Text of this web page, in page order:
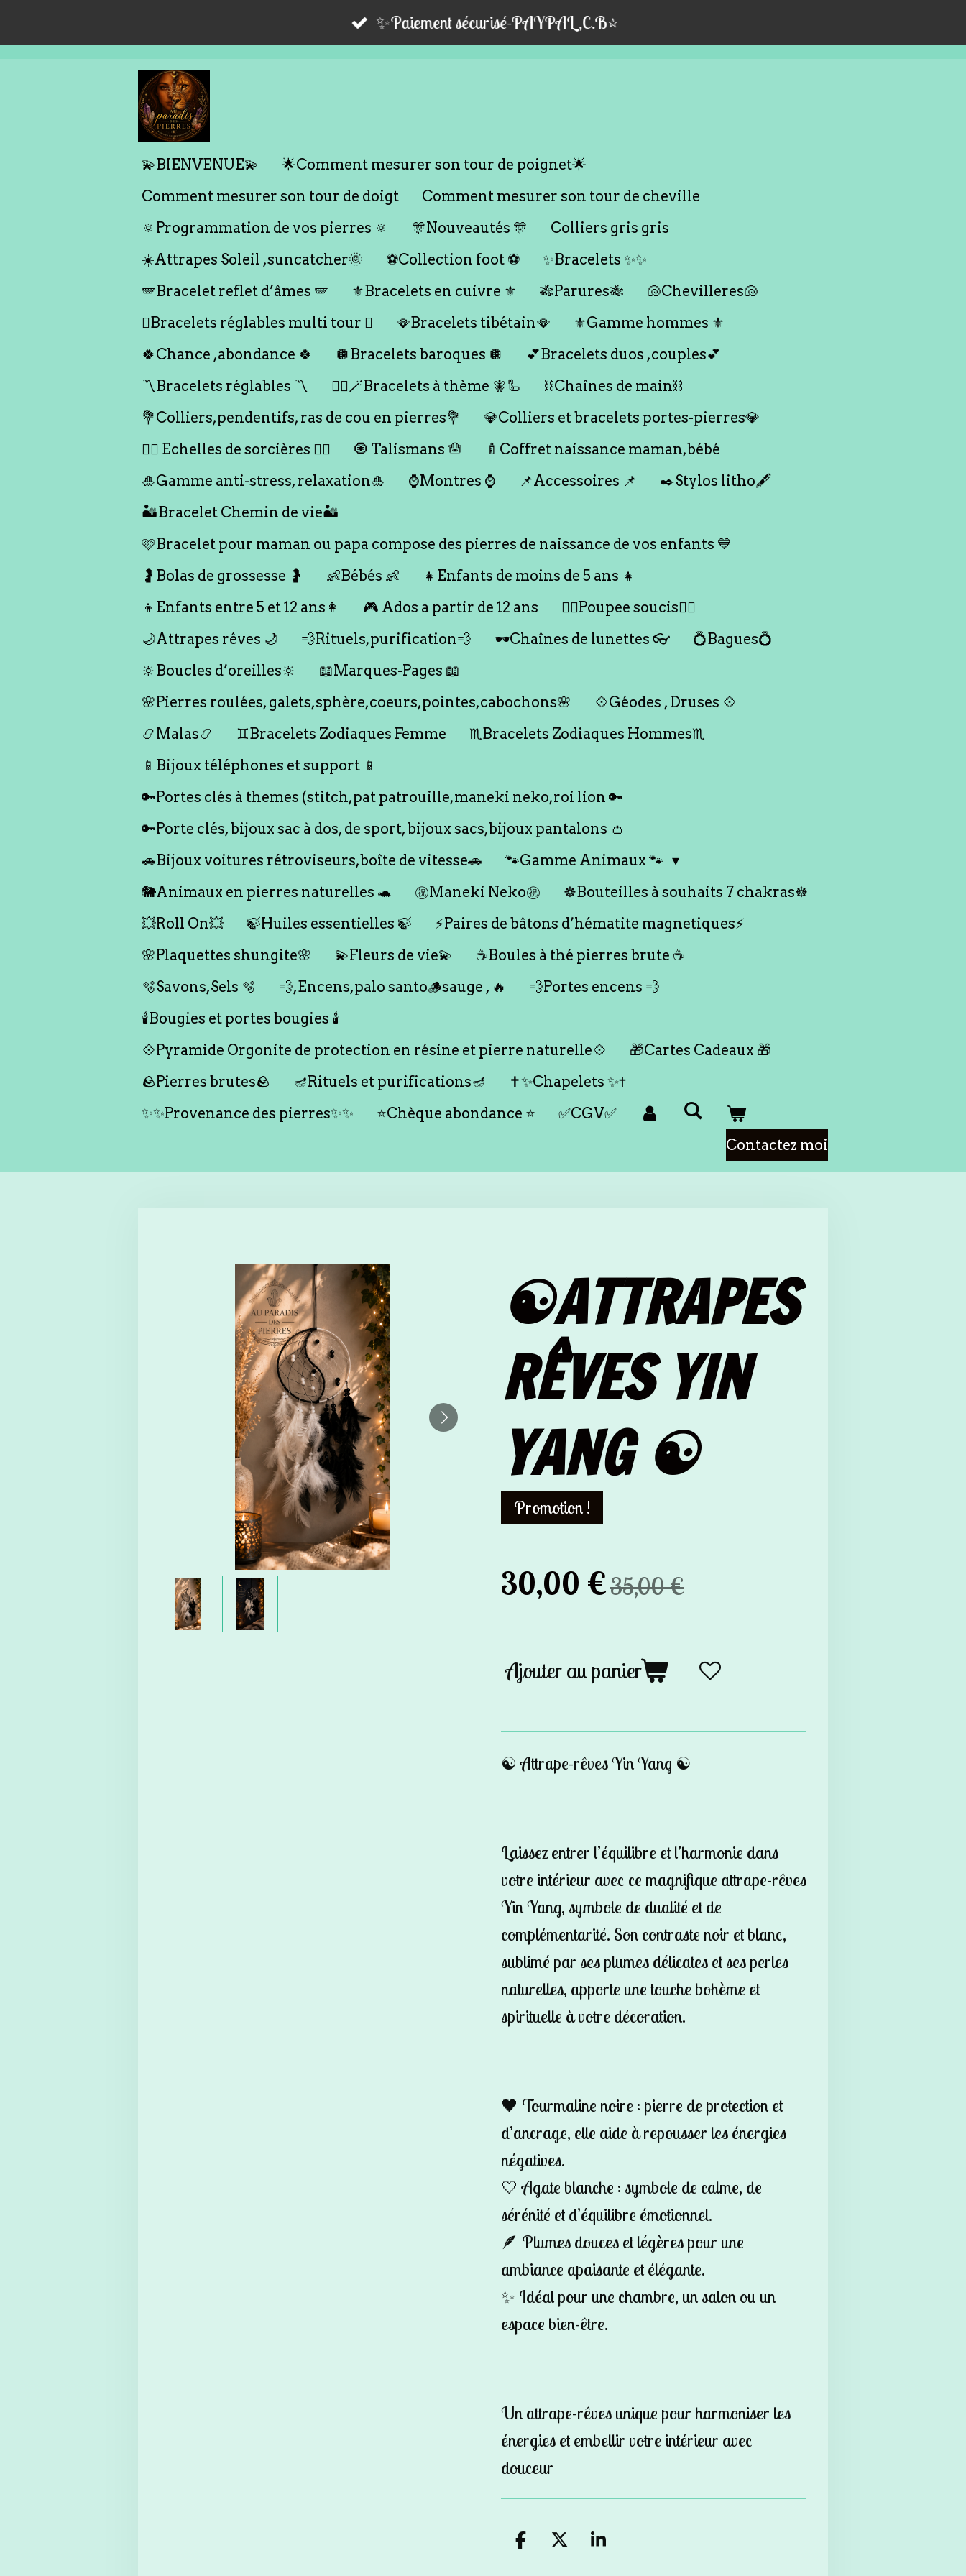
au
✨Paiement sécurisé-PAYPAL,C.B⭐️
💫BIENVENUE💫
🌟Comment mesurer son tour de poignet🌟
Comment mesurer son tour de doigt
Comment mesurer son tour de cheville
🔅Programmation de vos pierres 🔅
🎊Nouveautés 🎊
Colliers gris gris
☀️Attrapes Soleil ,suncatcher🌞
⚽️Collection foot ⚽️
✨Bracelets ✨✨
🪽Bracelet reflet d’âmes 🪽
⚜️Bracelets en cuivre ⚜️ 🎋Parures🎋
🐚Chevilleres🐚
🪎Bracelets réglables multi tour 🪎
🪭Bracelets tibétain🪭
⚜️Gamme hommes ⚜️
🍀Chance ,abondance 🍀
🪩Bracelets baroques 🪩
💕Bracelets duos ,couples💕
〽️Bracelets réglables 〽️
🧞‍♂️🪄Bracelets à thème 🧚🦾
⛓️Chaînes de main⛓️
💐Colliers,pendentifs, ras de cou en pierres💐
💎Colliers et bracelets portes-pierres💎
🧙‍♀️ Echelles de sorcières 🧙‍♀️
🧿 Talismans 🪬
🍼Coffret naissance maman,bébé
🎍Gamme anti-stress, relaxation🎍
⌚️Montres ⌚️ 📌Accessoires 📌
✒️Stylos litho🖋️
🏜️Bracelet Chemin de vie🏜️
🩷Bracelet pour maman ou papa compose des pierres de naissance de vos enfants 💙
🤰Bolas de grossesse 🤰
👶Bébés 👶
👧Enfants de moins de 5 ans 👧
👦Enfants entre 5 et 12 ans👩
🎮 Ados a partir de 12 ans
🙇‍♂️Poupee soucis🙇‍♀️
🌙Attrapes rêves 🌙
💨Rituels,purification💨 🕶️Chaînes de lunettes 👓
💍Bagues💍
🔆Boucles d’oreilles🔆
📖Marques-Pages 📖
🌸Pierres roulées, galets,sphère,coeurs,pointes,cabochons🌸
💠Géodes , Druses 💠
📿Malas📿
♊️Bracelets Zodiaques Femme
♏️Bracelets Zodiaques Hommes♏️
📱Bijoux téléphones et support 📱
🔑Portes clés à themes (stitch,pat patrouille,maneki neko,roi lion 🔑
🔑Porte clés, bijoux sac à dos, de sport, bijoux sacs,bijoux pantalons 👛
🚗Bijoux voitures rétroviseurs,boîte de vitesse🚗
🐾Gamme Animaux 🐾
🐘Animaux en pierres naturelles 🐢
㊗️Maneki Neko㊗️
☸️Bouteilles à souhaits 7 chakras☸️
💥Roll On💥
🍃Huiles essentielles 🍃
⚡️Paires de bâtons d’hématite magnetiques⚡️
🌸Plaquettes shungite🌸
💫Fleurs de vie💫
☕️Boules à thé pierres brute ☕️
🫧Savons,Sels 🫧
💨,Encens,palo santo🪵sauge , 🔥
💨Portes encens 💨
🕯️Bougies et portes bougies 🕯️
💠Pyramide Orgonite de protection en résine et pierre naturelle💠
🎁Cartes Cadeaux 🎁
🪨Pierres brutes🪨
🪔Rituels et purifications🪔
✝️✨Chapelets ✨✝️
✨✨Provenance des pierres✨✨
⭐️Chèque abondance ⭐️
✅CGV✅
Contactez moi
☯️ATTRAPES
RÊVES YIN
YANG ☯️
Promotion !
30,00 €35,00 €
Ajouter au panier
☯️ Attrape-rêves Yin Yang ☯️
Laissez entrer l’équilibre et l’harmonie dans
votre intérieur avec ce magnifique attrape-rêves
Yin Yang, symbole de dualité et de
complémentarité. Son contraste noir et blanc,
sublimé par ses plumes délicates et ses perles
naturelles, apporte une touche bohème et
spirituelle à votre décoration.
🖤 Tourmaline noire : pierre de protection et
d’ancrage, elle aide à repousser les énergies
négatives.
🤍 Agate blanche : symbole de calme, de
sérénité et d’équilibre émotionnel.
🪶 Plumes douces et légères pour une
ambiance apaisante et élégante.
✨ Idéal pour une chambre, un salon ou un
espace bien-être.
Un attrape-rêves unique pour harmoniser les
énergies et embellir votre intérieur avec
douceur
P
P
P